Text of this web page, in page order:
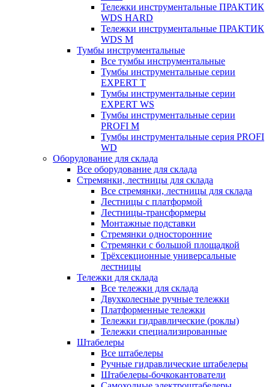
Тележки инструментальные ПРАКТИК
WDS HARD
Тележки инструментальные ПРАКТИК
WDS M
Тумбы инструментальные
Все тумбы инструментальные
Тумбы инструментальные серии
EXPERT T
Тумбы инструментальные серии
EXPERT WS
Тумбы инструментальные серии
PROFI M
Тумбы инструментальные серия PROFI
WD
Оборудование для склада
Все оборудование для склада
Стремянки, лестницы для склада
Все стремянки, лестницы для склада
Лестницы с платформой
Лестницы-трансформеры
Монтажные подставки
Стремянки односторонние
Стремянки с большой площадкой
Трёхсекционные универсальные
лестницы
Тележки для склада
Все тележки для склада
Двухколесные ручные тележки
Платформенные тележки
Тележки гидравлические (роклы)
Тележки специализированные
Штабелеры
Все штабелеры
Ручные гидравлические штабелеры
Штабелеры-бочкокантователи